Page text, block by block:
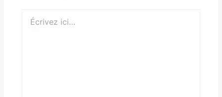
ici…